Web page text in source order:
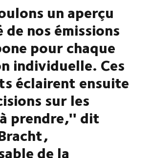
un aperçu
nos émissions
pour chaque
individuelle. Ces
éclairent ensuite
sur les
prendre,'' dit
de la